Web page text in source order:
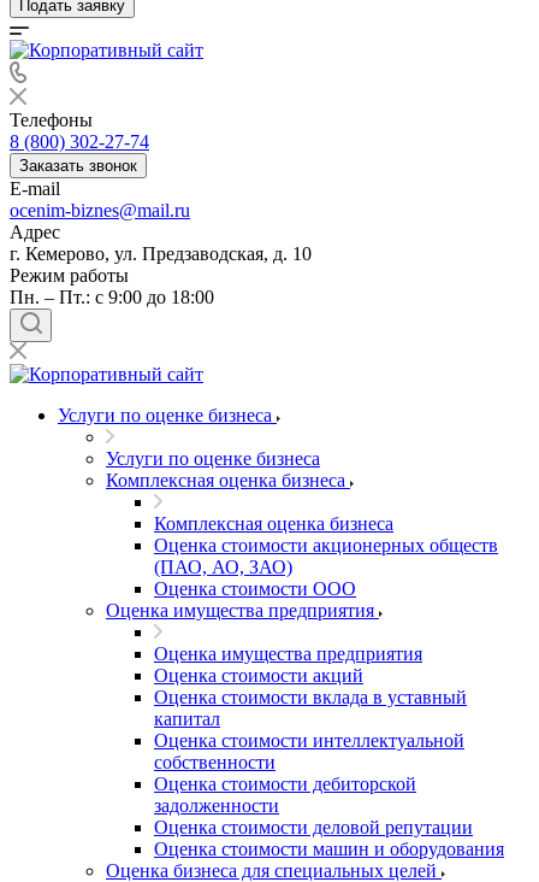
Подать заявку
Телефоны
8 (800) 302-27-74
Заказать звонок
E-mail
ocenim-biznes@mail.ru
Адрес
г. Кемерово, ул. Предзаводская, д. 10
Режим работы
Пн. – Пт.: с 9:00 до 18:00
Услуги по оценке бизнеса
Услуги по оценке бизнеса
Комплексная оценка бизнеса
Комплексная оценка бизнеса
Оценка стоимости акционерных обществ
(ПАО, АО, ЗАО)
Оценка стоимости ООО
Оценка имущества предприятия
Оценка имущества предприятия
Оценка стоимости акций
Оценка стоимости вклада в уставный
капитал
Оценка стоимости интеллектуальной
собственности
Оценка стоимости дебиторской
задолженности
Оценка стоимости деловой репутации
Оценка стоимости машин и оборудования
Оценка бизнеса для специальных целей